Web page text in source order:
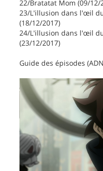
22/Bratatat Mom (09/12/
23/L'illusion dans l'œil
(18/12/2017)
24/L'illusion dans l'œil
(23/12/2017)
Guide des épisodes